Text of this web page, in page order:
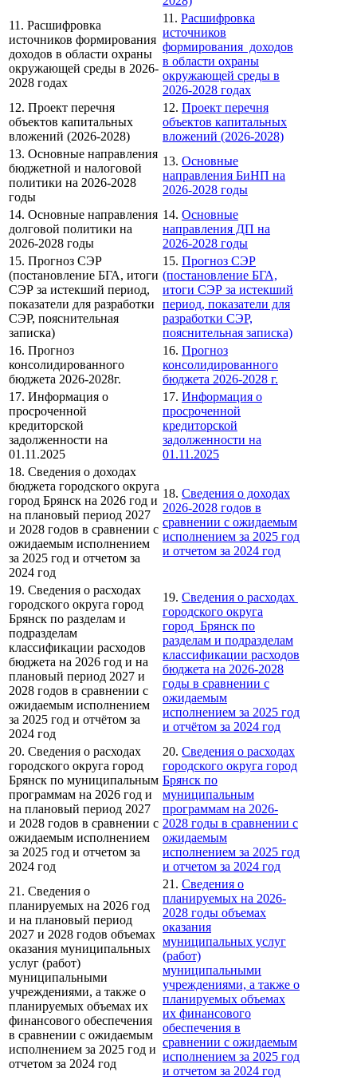
11. Расшифровка
источников формирования
доходов в области охраны
окружающей среды в 2026-
2028 годах
11. Расшифровка
источников
формирования доходов
в области охраны
окружающей среды в
2026-2028 годах
12. Проект перечня
объектов капитальных
вложений (2026-2028)
12. Проект перечня
объектов капитальных
вложений (2026-2028)
13. Основные направления
бюджетной и налоговой
политики на 2026-2028
годы
13. Основные
направления БиНП на
2026-2028 годы
14. Основные направления
долговой политики на
2026-2028 годы
14. Основные
направления ДП на
2026-2028 годы
15. Прогноз СЭР
(постановление БГА, итоги
СЭР за истекший период,
показатели для разработки
СЭР, пояснительная
записка)
15. Прогноз СЭР
(постановление БГА,
итоги СЭР за истекший
период, показатели для
разработки СЭР,
пояснительная записка)
16. Прогноз
консолидированного
бюджета 2026-2028г.
16. Прогноз
консолидированного
бюджета 2026-2028 г.
17. Информация о
просроченной
кредиторской
задолженности на
01.11.2025
17. Информация о
просроченной
кредиторской
задолженности на
01.11.2025
18. Сведения о доходах
бюджета городского округа
город Брянск на 2026 год и
на плановый период 2027
и 2028 годов в сравнении с
ожидаемым исполнением
за 2025 год и отчетом за
2024 год
18. Сведения о доходах
2026-2028 годов в
сравнении с ожидаемым
исполнением за 2025 год
и отчетом за 2024 год
19. Сведения о расходах
городского округа город
Брянск по разделам и
подразделам
классификации расходов
бюджета на 2026 год и на
плановый период 2027 и
2028 годов в сравнении с
ожидаемым исполнением
за 2025 год и отчётом за
2024 год
19. Сведения о расходах
городcкого округа
город Брянск по
разделам и подразделам
классификации расходов
бюджета на 2026-2028
годы в сравнении с
ожидаемым
исполнением за 2025 год
и отчётом за 2024 год
20. Сведения о расходах
городского округа город
Брянск по муниципальным
программам на 2026 год и
на плановый период 2027
и 2028 годов в сравнении с
ожидаемым исполнением
за 2025 год и отчетом за
2024 год
20. Сведения о расходах
городского округа город
Брянск по
муниципальным
программам на 2026-
2028 годы в сравнении с
ожидаемым
исполнением за 2025 год
и отчетом за 2024 год
21. Сведения о
планируемых на 2026 год
и на плановый период
2027 и 2028 годов объемах
оказания муниципальных
услуг (работ)
муниципальными
учреждениями, а также о
планируемых объемах их
финансового обеспечения
в сравнении с ожидаемым
исполнением за 2025 год и
отчетом за 2024 год
21. Сведения о
планируемых на 2026-
2028 годы объемах
оказания
муниципальных услуг
(работ)
муниципальными
учреждениями, а также о
планируемых объемах
их финансового
обеспечения в
сравнении с ожидаемым
исполнением за 2025 год
и отчетом за 2024 год